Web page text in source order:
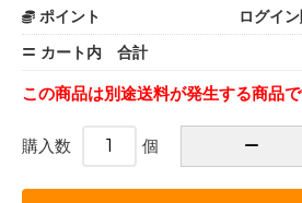
ポイント
ログイ
カート内 合計
この商品は別途送料が発生する商品
購入数 個